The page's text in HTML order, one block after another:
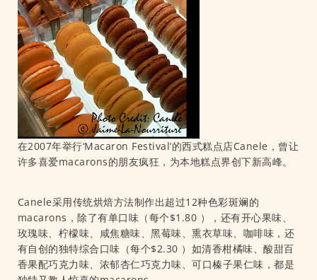
在2007年举行‘Macaron Festival’的西式糕点店Canele，曾让
许多喜爱macarons的朋友疯狂，为本地糕点界创下新高峰。
Canele采用传统烘焙方法制作出超过12种色彩斑斓的
macarons，除了有单口味（每个$1.80 ），还有开心果味、
玫瑰味、柠檬味、咸焦糖味、黑莓味、熏衣草味、咖啡味，还
有自创的独特综合口味（每个$2.30 ）如清香柑橘味、酸甜百
香果配巧克力味、浓郁杏仁巧克力味、可口榛子果仁味，都是